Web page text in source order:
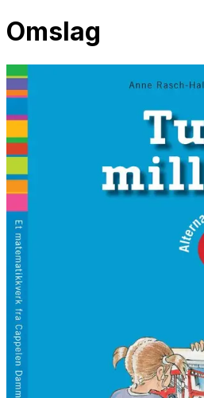
Omslag